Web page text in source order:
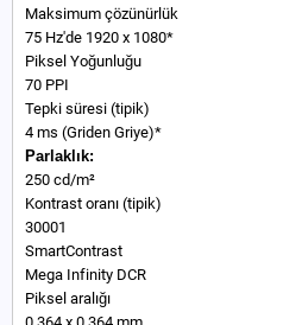
Maksimum çözünürlük
75 Hz'de 1920 x 1080*
Piksel Yoğunluğu
70 PPI
Tepki süresi (tipik)
4 ms (Griden Griye)*
Parlaklık:
250 cd/m²
Kontrast oranı (tipik)
30001
SmartContrast
Mega Infinity DCR
Piksel aralığı